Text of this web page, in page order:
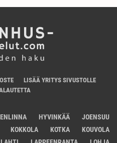
LISÄÄ YRITYS SIVUSTOLLE
HYVINKÄÄ
JOENSUU
KOKKOLA KOTKA
KOUVOLA